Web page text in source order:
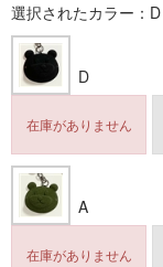
選択されたカラー：D
D
在庫がありません
A
在庫がありません